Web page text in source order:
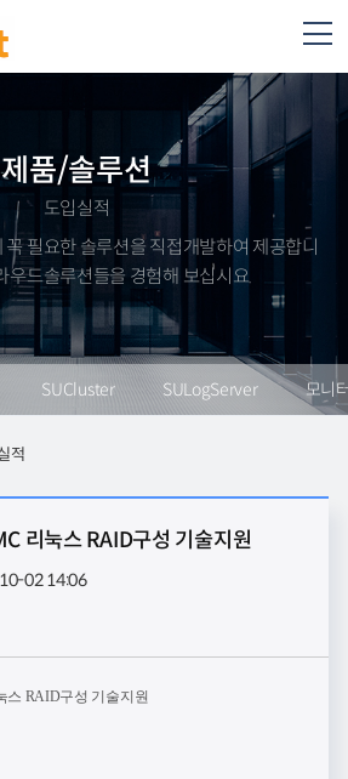
제품/솔루션
도입실적
필요한 솔루션을 직접개발하여 제공합니
우드솔루션들을 경험해 보십시요.
SUCluster SULogServer 모니
적
리눅스 RAID구성 기술지원
02 14:06
스 RAID구성 기술지원